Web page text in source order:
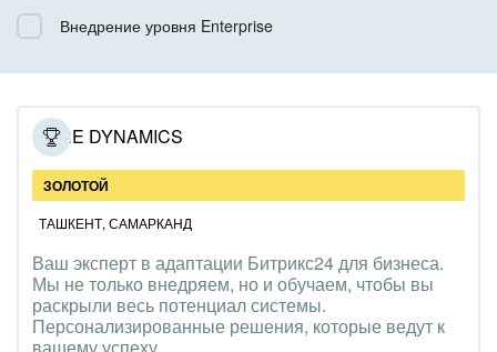
Внедрение для медицины
Внедрение для гос.организаций
Внедрение онлайн-продаж
Внедрение онлайн-офиса / Интранета
Общественно-политические организации
Охрана, безопасность
Промышленность
СМИ, издательства, справочники
Страхование
Строительство, ремонт и благоустройство
Транспорт, Авиация, автобизнес
Внедрение уровня Enterprise
CORE DYNAMICS
ЗОЛОТОЙ
ТАШКЕНТ, САМАРКАНД
Ваш эксперт в адаптации Битрикс24 для бизнеса.
Мы не только внедряем, но и обучаем, чтобы вы
раскрыли весь потенциал системы.
Персонализированные решения, которые ведут к